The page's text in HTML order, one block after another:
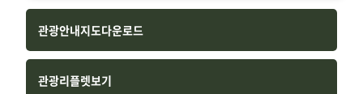
관광안내지도다운로드
관광리플렛보기